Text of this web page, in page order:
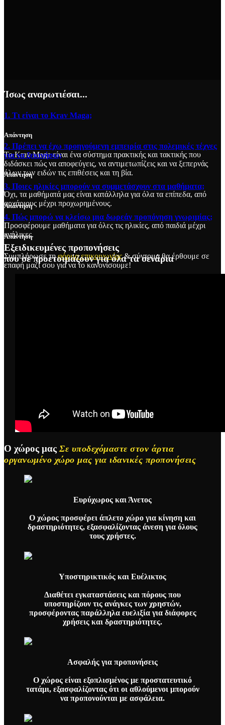
Ίσως αναρωτιέσαι...
1. Τι είναι το Krav Maga;
Απάντηση
Το Krav Maga είναι ένα σύστημα πρακτικής και τακτικής που
διδάσκει πώς να αποφεύγεις, να αντιμετωπίζεις και να ξεπερνάς
όλων των ειδών τις επιθέσεις και τη βία.
2. Πρέπει να έχω προηγούμενη εμπειρία στις πολεμικές τέχνες
για να ξεκινήσω;
Απάντηση
Όχι, τα μαθήματά μας είναι κατάλληλα για όλα τα επίπεδα, από
αρχάριους μέχρι προχωρημένους.
3. Ποιες ηλικίες μπορούν να συμμετάσχουν στα μαθήματα;
Απάντηση
Προσφέρουμε μαθήματα για όλες τις ηλικίες, από παιδιά μέχρι
ενήλικες.
4. Πώς μπορώ να κλείσω μια δωρεάν προπόνηση γνωριμίας;
Απάντηση
Συμπλήρωσε τηφόρμα επικοινωνίας& σύντομα θα έρθουμε σε
επαφή μαζί σου για να το κανονίσουμε!
Εξειδικευμένες προπονήσεις
που σε προετοιμάζουν για όλα τα σενάρια
Ο χώρος μαςΣε υποδεχόμαστε στον άρτια
οργανωμένο χώρο μας για ιδανικές προπονήσεις
Ευρύχωρος και Άνετος
Ο χώρος προσφέρει άπλετο χώρο για κίνηση και
δραστηριότητες, εξασφαλίζοντας άνεση για όλους
τους χρήστες.
Υποστηρικτικός και Ευέλικτος
Διαθέτει εγκαταστάσεις και πόρους που
υποστηρίζουν τις ανάγκες των χρηστών,
προσφέροντας παράλληλα ευελιξία για διάφορες
χρήσεις και δραστηριότητες.
Ασφαλής για προπονήσεις
Ο χώρος είναι εξοπλισμένος με προστατευτικό
τατάμι, εξασφαλίζοντας ότι οι αθλούμενοι μπορούν
να προπονούνται με ασφάλεια.